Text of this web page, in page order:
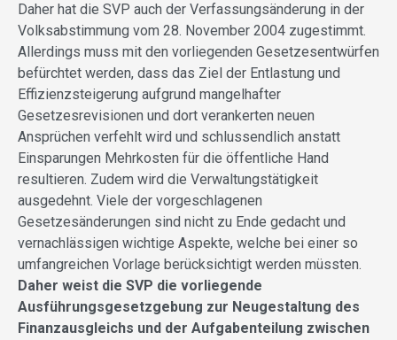
Daher hat die SVP auch der Verfassungsänderung in der
Volksabstimmung vom 28. November 2004 zugestimmt.
Allerdings muss mit den vorliegenden Gesetzesentwürfen
befürchtet werden, dass das Ziel der Entlastung und
Effizienzsteigerung aufgrund mangelhafter
Gesetzesrevisionen und dort verankerten neuen
Ansprüchen verfehlt wird und schlussendlich anstatt
Einsparungen Mehrkosten für die öffentliche Hand
resultieren. Zudem wird die Verwaltungstätigkeit
ausgedehnt. Viele der vorgeschlagenen
Gesetzesänderungen sind nicht zu Ende gedacht und
vernachlässigen wichtige Aspekte, welche bei einer so
umfangreichen Vorlage berücksichtigt werden müssten.
Daher weist die SVP die vorliegende
Ausführungsgesetzgebung zur Neugestaltung des
Finanzausgleichs und der Aufgabenteilung zwischen